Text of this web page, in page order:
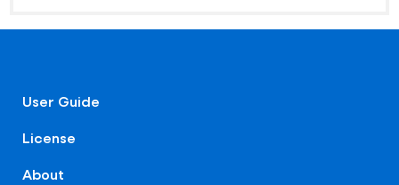
User Guide
License
About